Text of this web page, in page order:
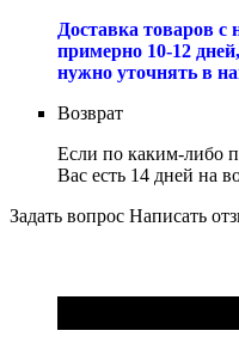
Доставка товаров с
примерно 10-12
нужно уточнять в
Возврат
Если по каким-либо
Вас есть 14 дней на
Задать вопрос Написать